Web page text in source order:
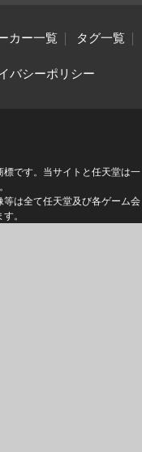
カー一覧 タグ一覧
バシーポリシー
です。当サイトと任天堂は一
は全て任天堂及び各ゲーム会
。